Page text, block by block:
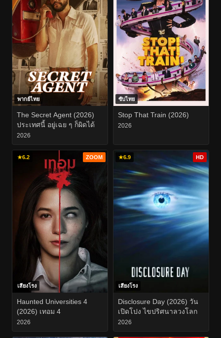
พากย์ไทย
The Secret Agent (2026)
ประเทศนี้ อยู่เฉย ๆ ก็ผิดได้
2026
ซับไทย
Stop That Train (2026)
2026
★6.2 ZOOM
เสียงโรง
Haunted Universities 4
(2026) เทอม 4
2026
★6.9 HD
เสียงโรง
Disclosure Day (2026) วัน
เปิดโปง ไขปริศนาลวงโลก
2026